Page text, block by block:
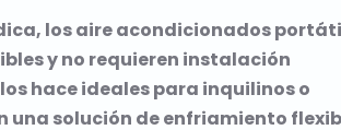
los aire acondicionados
y no requieren instalación
hace ideales para inquilinos o
una solución de enfriamiento